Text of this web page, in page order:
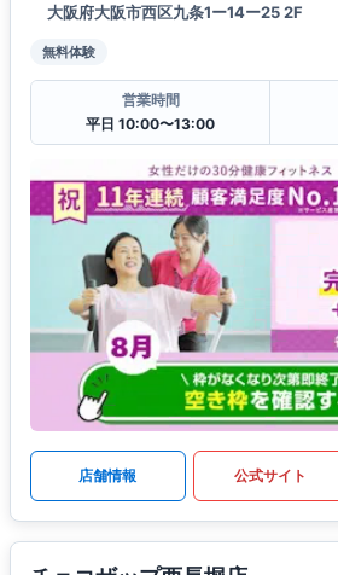
大阪府大阪市西区九条1ー14ー25 2F
無料体験
営業時間
平日 10:00〜13:00
店舗情報 公式サイト